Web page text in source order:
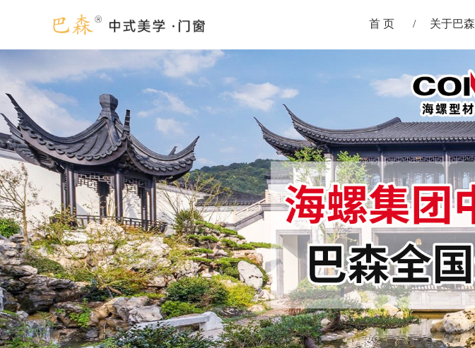
首 页 关于巴森